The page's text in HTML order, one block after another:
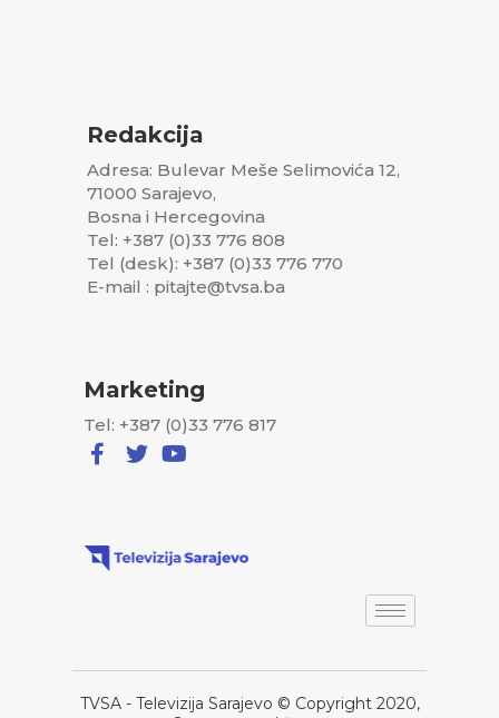
Redakcija
Adresa: Bulevar Meše Selimovića 12,
71000 Sarajevo,
Bosna i Hercegovina
Tel: +387 (0)33 776 808
Tel (desk): +387 (0)33 776 770
E-mail : pitajte@tvsa.ba
Marketing
Tel: +387 (0)33 776 817
TVSA - Televizija Sarajevo © Copyright 2020,